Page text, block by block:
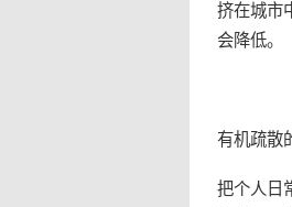
挤在城市
会降低。
有机疏散
把个人日